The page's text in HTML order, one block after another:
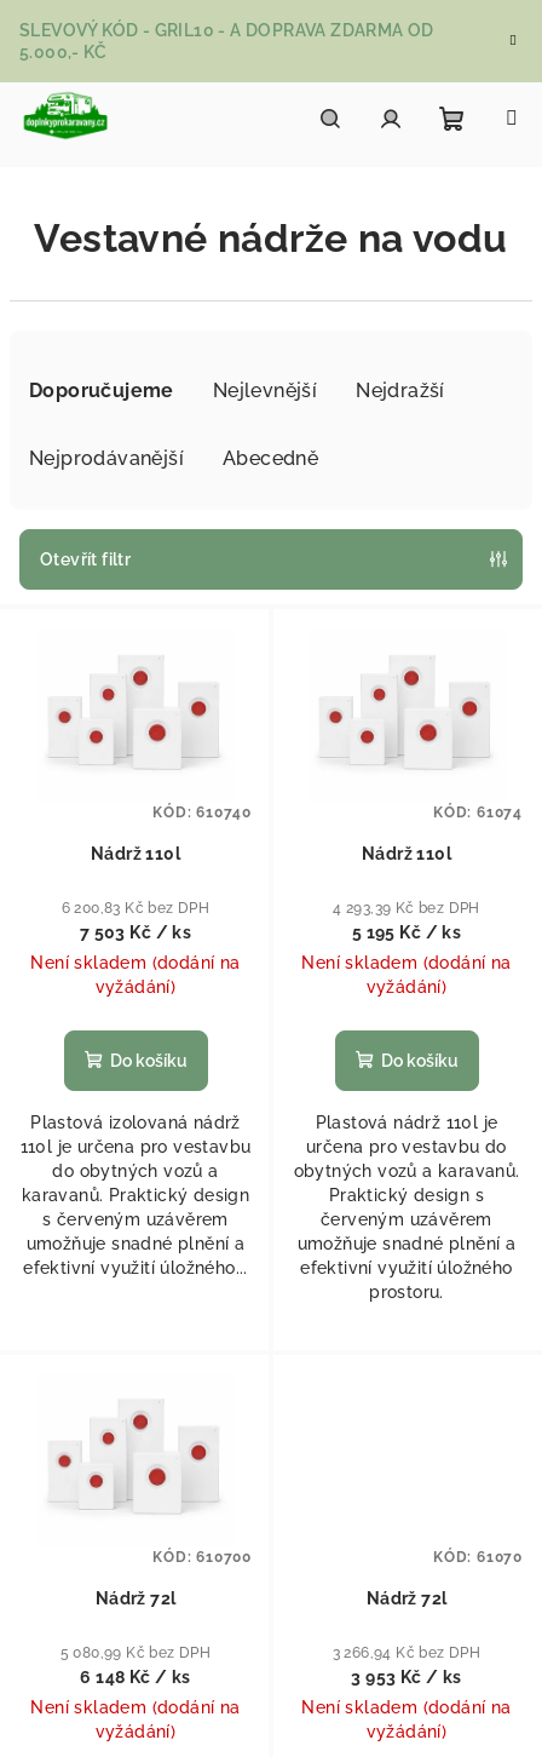
SLEVOVÝ KÓD - GRIL10 - A DOPRAVA ZDARMA OD
5.000,- KČ
Vestavné nádrže na vodu
Doporučujeme Nejlevnější Nejdražší
Nejprodávanější Abecedně
Otevřít filtr
Nádrž 110l
6 200,83 Kč bez DPH
7 503 Kč / ks
Není skladem (dodání na
vyžádání)
Do košíku
Plastová izolovaná nádrž
110l je určena pro vestavbu
do obytných vozů a
karavanů. Praktický design
s červeným uzávěrem
umožňuje snadné plnění a
efektivní využití úložného...
KÓD:610740
Nádrž 110l
4 293,39 Kč bez DPH
5 195 Kč / ks
Není skladem (dodání na
vyžádání)
Do košíku
Plastová nádrž 110l je
určena pro vestavbu do
obytných vozů a karavanů.
Praktický design s
červeným uzávěrem
umožňuje snadné plnění a
efektivní využití úložného
prostoru.
KÓD: 61074
Nádrž 72l
5 080,99 Kč bez DPH
6 148 Kč / ks
Není skladem (dodání na
vyžádání)
KÓD:610700
Nádrž 72l
3 266,94 Kč bez DPH
3 953 Kč / ks
Není skladem (dodání na
vyžádání)
KÓD: 61070